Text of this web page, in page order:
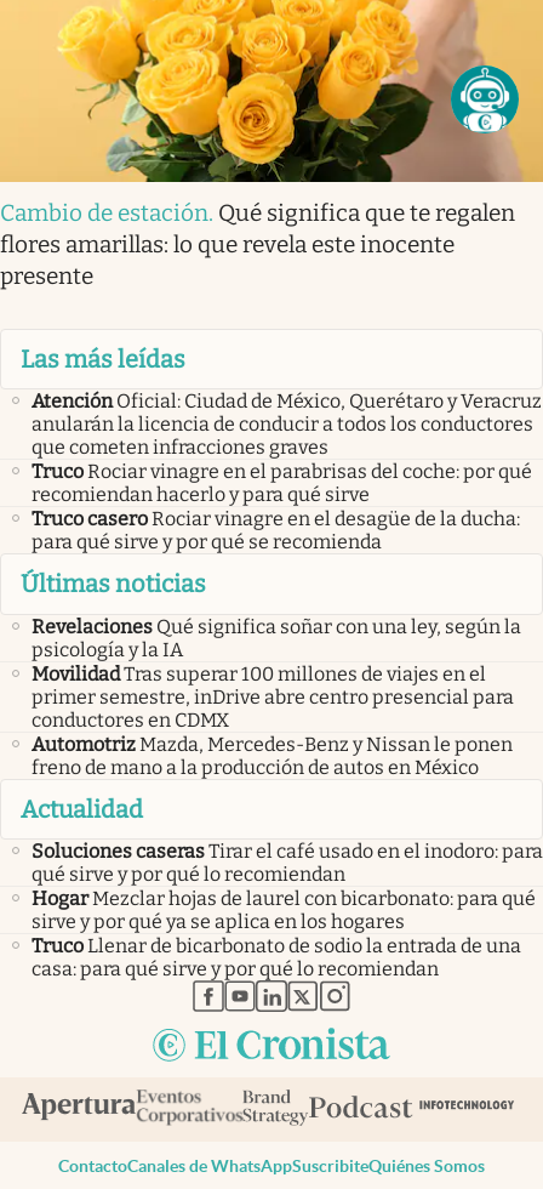
Cambio de estación. Qué significa que te regalen
flores amarillas: lo que revela este inocente
presente
Las más leídas
Atención Oficial: Ciudad de México, Querétaro y Veracruz
anularán la licencia de conducir a todos los conductores
que cometen infracciones graves
TrucoRociar vinagre en el parabrisas del coche: por qué
recomiendan hacerlo y para qué sirve
Truco caseroRociar vinagre en el desagüe de la ducha:
para qué sirve y por qué se recomienda
Últimas noticias
Revelaciones Qué significa soñar con una ley, según la
psicología y la IA
MovilidadTras superar 100 millones de viajes en el
primer semestre, inDrive abre centro presencial para
conductores en CDMX
AutomotrizMazda, Mercedes-Benz y Nissan le ponen
freno de mano a la producción de autos en México
Actualidad
Soluciones caserasTirar el café usado en el inodoro: para
qué sirve y por qué lo recomiendan
HogarMezclar hojas de laurel con bicarbonato: para qué
sirve y por qué ya se aplica en los hogares
TrucoLlenar de bicarbonato de sodio la entrada de una
casa: para qué sirve y por qué lo recomiendan
abre en nueva pestaña
abre en nueva pestaña
abre en nueva pestaña
abre en nueva pestaña
abre en nueva pestaña
ContactoCanales de WhatsAppSuscribiteQuiénes Somos